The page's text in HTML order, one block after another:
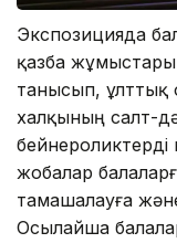
Экспозицияда
қазба
танысып,
халқының салт-
жобалар
тамашалауға
Осылайша